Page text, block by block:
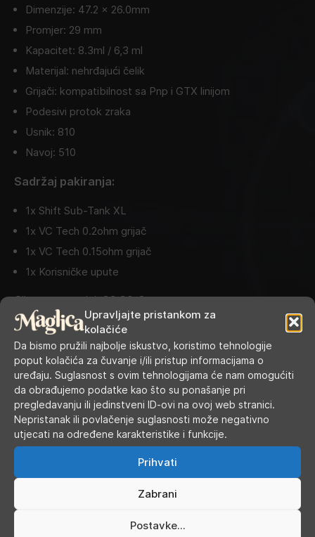
Upravljajte pristankom za
kolačiće
Da bismo pružili najbolje iskustvo, koristimo tehnologije
poput kolačića za čuvanje i/ili pristup informacijama o
uređaju. Suglasnost s ovim tehnologijama će nam omogućiti
da obrađujemo podatke kao što su ponašanje pri
pregledavanju ili jedinstveni ID-ovi na ovoj web stranici.
Nepristanak ili povlačenje suglasnosti može negativno
utjecati na određene karakteristike i funkcije.
Prihvati
Zabrani
Postavke...
Dimenzije: 47.2 x 26.0mm
Promjer: 29 mm
Kapacitet: 8.3ml / 6,3 ml
Materijal: nehrđajući čelik
Grijači: kompatibilnost sa Pnp i GTX linijom
Podesivi protok zraka
Usnik: 810
Navoj: 510
Sadržaj pakiranja:
1x Shift Sub-Tank XL
1x VC Tech 0.2ohm grijač
1x VC Tech 0.15ohm grijač
1x Korisničke upute
Cijena u trgovini:39,90€
Kategorije: Atomizeri Atomizeri s gotovim grijačima